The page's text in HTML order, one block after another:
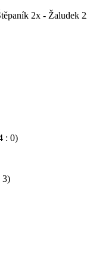
2x - Žaludek
: 0)
3)